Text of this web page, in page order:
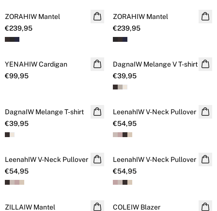
NEUHEITEN
ZORAHIW Mantel
€239,95
NEUHEITEN
ZORAHIW Mantel
€239,95
NEUHEITEN
YENAHIW Cardigan
€99,95
NEUHEITEN
DagnaIW Melange V T-shirt
€39,95
NEUHEITEN
DagnaIW Melange T-shirt
€39,95
NEUHEITEN
LeenahIW V-Neck Pullover
€54,95
NEUHEITEN
LeenahIW V-Neck Pullover
€54,95
NEUHEITEN
LeenahIW V-Neck Pullover
€54,95
NEUHEITEN
ZILLAIW Mantel
NEUHEITEN
COLEIW Blazer